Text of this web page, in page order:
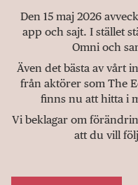
Den 15 maj 2026
app och sajt. I stället
Omni och
Även det bästa av vårt
från aktörer som The
finns nu att hitta i
Vi beklagar om
att du vill